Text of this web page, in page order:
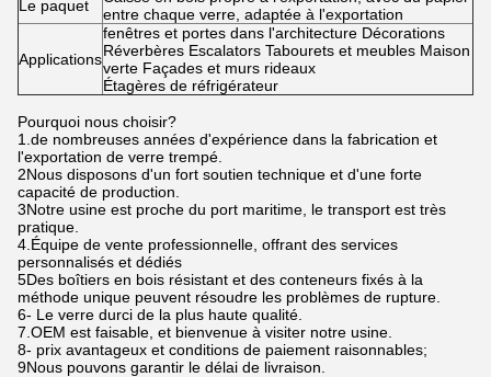
Le paquet
entre chaque verre, adaptée à l'exportation
Applications
fenêtres et portes dans l'architecture Décorations
Réverbères Escalators Tabourets et meubles Maison
verte Façades et murs rideaux
Étagères de réfrigérateur
Pourquoi nous choisir?
1.de nombreuses années d'expérience dans la fabrication et
l'exportation de verre trempé.
2Nous disposons d'un fort soutien technique et d'une forte
capacité de production.
3Notre usine est proche du port maritime, le transport est très
pratique.
4.Équipe de vente professionnelle, offrant des services
personnalisés et dédiés
5Des boîtiers en bois résistant et des conteneurs fixés à la
méthode unique peuvent résoudre les problèmes de rupture.
6- Le verre durci de la plus haute qualité.
7.OEM est faisable, et bienvenue à visiter notre usine.
8- prix avantageux et conditions de paiement raisonnables;
9Nous pouvons garantir le délai de livraison.